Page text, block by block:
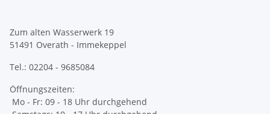
Zum alten Wasserwerk 19
51491 Overath - Immekeppel
Tel.: 02204 - 9685084
Öffnungszeiten:
Mo - Fr: 09 - 18 Uhr durchgehend